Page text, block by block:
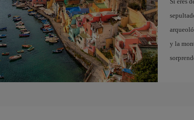
y la